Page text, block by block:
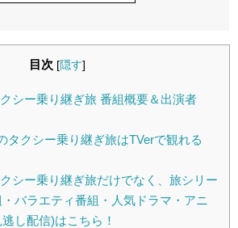
目次 [隠す]
シー乗り継ぎ旅 番組概要＆出演者
タクシー乗り継ぎ旅はTVerで観れる
シー乗り継ぎ旅だけでなく、旅シリー
バラエティ番組・人気ドラマ・アニ
し配信)はこちら！